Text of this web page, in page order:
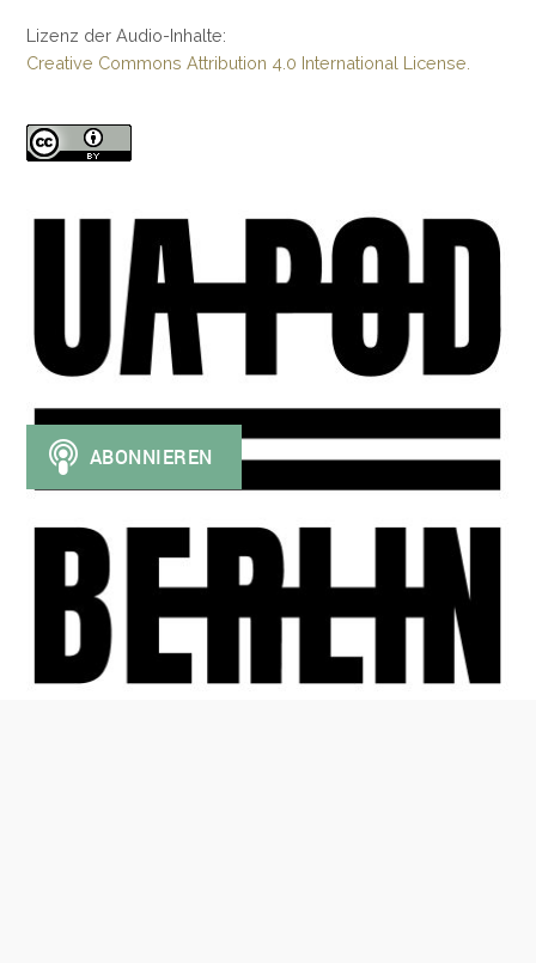
Lizenz der Audio-Inhalte:
Creative Commons Attribution 4.0 International License.